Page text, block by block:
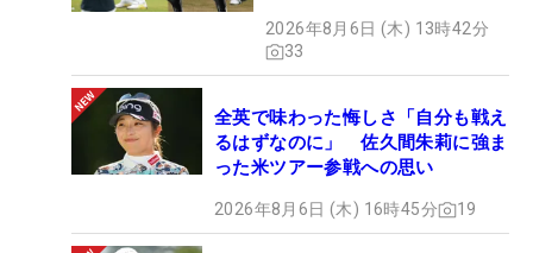
2026年8月6日 (木) 13時42分
33
全英で味わった悔しさ「自分も戦え
るはずなのに」 佐久間朱莉に強ま
った米ツアー参戦への思い
2026年8月6日 (木) 16時45分 19